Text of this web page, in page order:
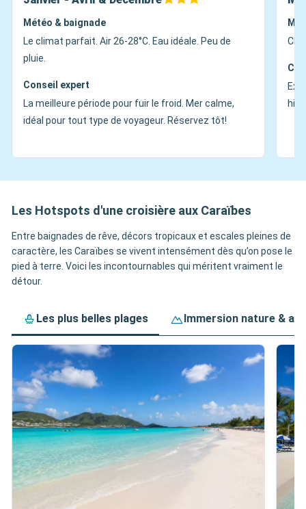
Météo & baignade
Le climat parfait. Air 26-28°C. Eau idéale. Peu de
pluie.
Conseil expert
La meilleure période pour fuir le froid. Mer calme,
idéal pour tout type de voyageur. Réservez tôt!
Les Hotspots d'une croisière aux Caraïbes
Entre baignades de rêve, décors tropicaux et escales pleines de
caractère, les Caraïbes se vivent intensément dès qu’on pose le
pied à terre. Voici les incontournables qui méritent vraiment le
détour.
Les plus belles plages Immersion nature &